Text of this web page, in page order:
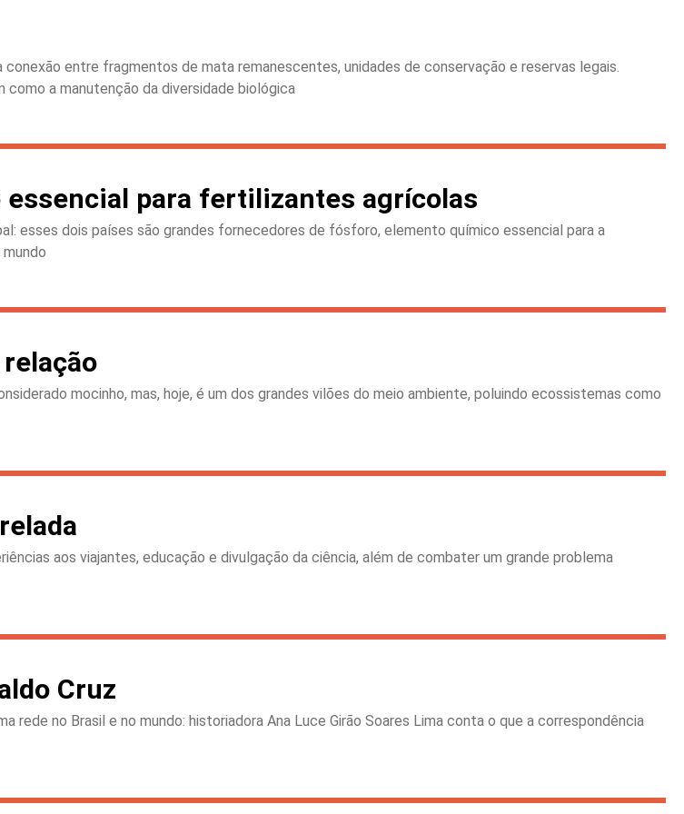
entre fragmentos de mata remanescentes, unidades de conservação e reservas legais.
como a manutenção da diversidade biológica
para fertilizantes agrícolas
esses dois países são grandes fornecedores de fósforo, elemento químico essencial para a
mocinho, mas, hoje, é um dos grandes vilões do meio ambiente, poluindo ecossistemas como
aos viajantes, educação e divulgação da ciência, além de combater um grande problema
Cruz
rede no Brasil e no mundo: historiadora Ana Luce Girão Soares Lima conta o que a correspondência